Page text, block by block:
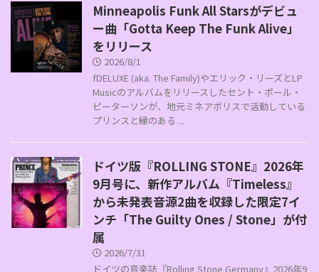
Minneapolis Funk All Starsがデビュ
ー曲「Gotta Keep The Funk Alive」
をリリース
2026/8/1
fDELUXE (aka. The Family)やエリック・リーズとLP
Musicのアルバムをリリースしたセント・ポール・
ピーターソンが、地元ミネアポリスで活動している
プリンスと縁のある ...
ドイツ版『ROLLING STONE』2026年
9月号に、新作アルバム『Timeless』
から未発表音源2曲を収録した限定7イ
ンチ「The Guilty Ones / Stone」が付
属
2026/7/31
ドイツの音楽誌『Rolling Stone Germany』2026年9